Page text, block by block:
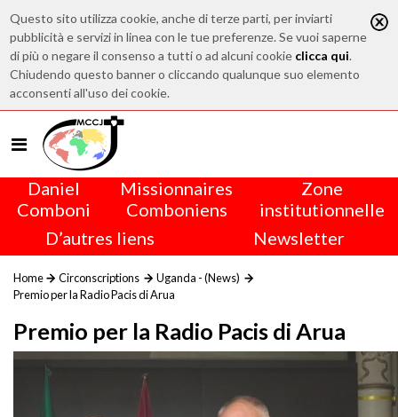
Questo sito utilizza cookie, anche di terze parti, per inviarti
pubblicità e servizi in linea con le tue preferenze. Se vuoi saperne
di più o negare il consenso a tutti o ad alcuni cookie clicca qui.
Chiudendo questo banner o cliccando qualunque suo elemento
acconsenti all'uso dei cookie.
Daniel
Comboni
Missionnaires
Comboniens
Zone
institutionnelle
D’autres liens
Newsletter
Home Circonscriptions
Uganda - (News)
Premio per la Radio Pacis di Arua
Premio per la Radio Pacis di Arua